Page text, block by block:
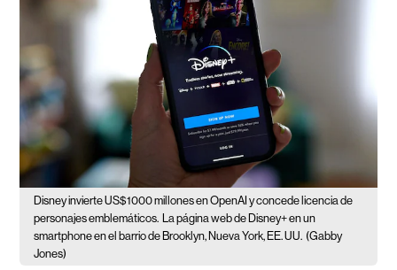
Disney invierte US$1000 millones en OpenAI y concede licencia de
personajes emblemáticos. La página web de Disney+ en un
smartphone en el barrio de Brooklyn, Nueva York, EE. UU. (Gabby
Jones)